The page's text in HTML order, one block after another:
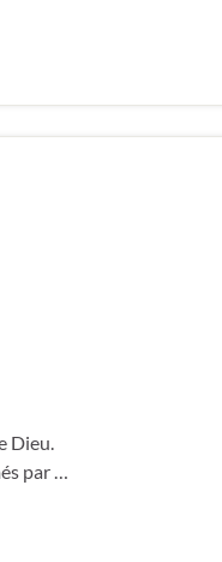
Dieu.
par …